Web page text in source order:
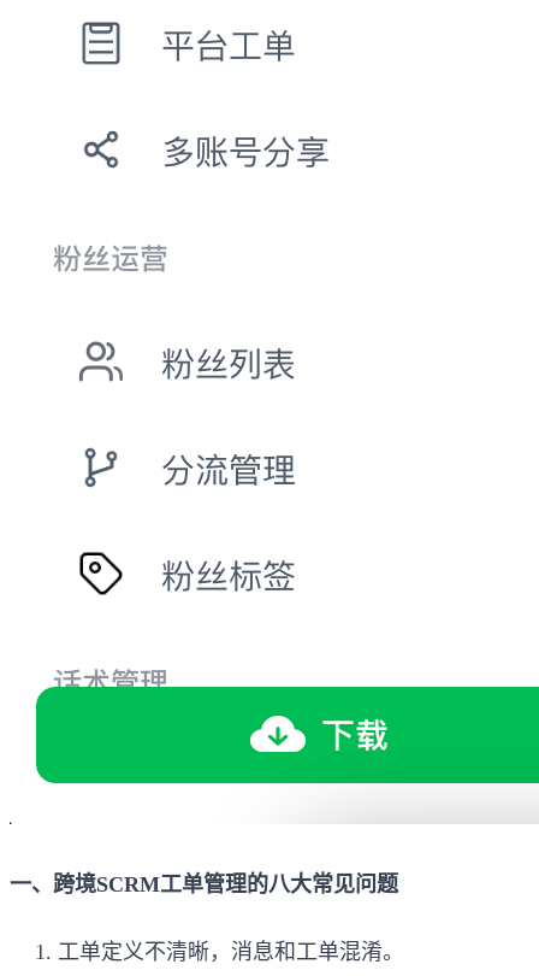
一、跨境SCRM工单管理的八大常见问题
工单定义不清晰，消息和工单混淆。